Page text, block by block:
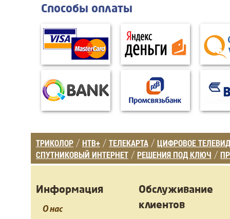
Способы оплаты
ТРИКОЛОР / НТВ+ / ТЕЛЕКАРТА / ЦИФРОВОЕ
СПУТНИКОВЫЙ ИНТЕРНЕТ / РЕШЕНИЯ ПОД КЛЮЧ /
Информация
О нас
Обслуживание
клиентов